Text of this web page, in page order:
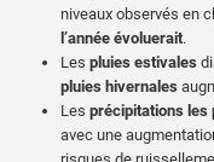
niveaux observés en
l’année évoluerait.
Les pluies estivales
pluies hivernales
Les précipitations les
avec une